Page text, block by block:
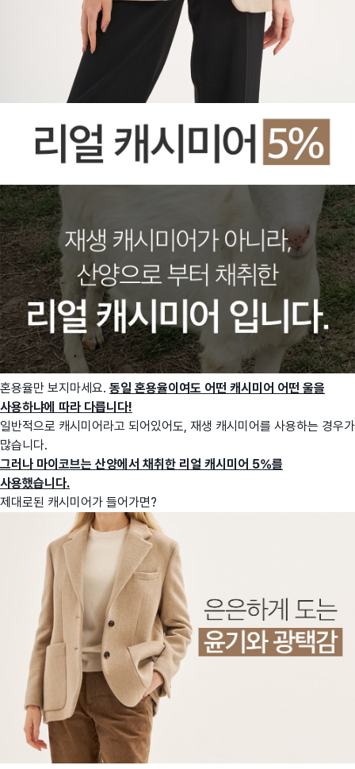
혼용율만 보지마세요. 동일 혼용율이여도 어떤 캐시미어 어떤 울을
사용하냐에 따라 다릅니다!
일반적으로 캐시미어라고 되어있어도, 재생 캐시미어를 사용하는 경우가
많습니다.
그러나 마이코브는 산양에서 채취한 리얼 캐시미어 5%를
사용했습니다.
제대로된 캐시미어가 들어가면?